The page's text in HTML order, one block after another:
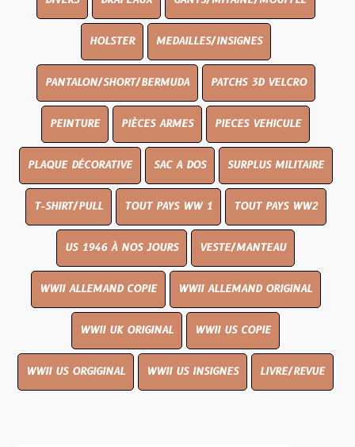
HOLSTER MEDAILLES/INSIGNES
PANTALON/SHORT/BERMUDA PATCHS 3D VELCRO
PEINTURE PIÈCES ARMES PIECES VEHICULE
PLAQUE DÉCORATIVE SAC A DOS SURPLUS MILITAIRE
T-SHIRT/PULL TOUT PAYS WW 1 TOUT PAYS WW2
US 1946 À NOS JOURS VESTE/MANTEAU
WWII ALLEMAND COPIE WWII ALLEMAND ORIGINAL
WWII UK ORIGINAL WWII US COPIE
WWII US ORGIGINAL WWII US INSIGNES LIVRE/REVUE